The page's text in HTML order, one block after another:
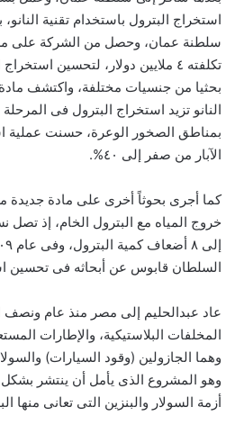
استخراج البترول باستخدام تقنية
سلطنة عمان، وحصل من الشركة على
تكلفته ٤ ملايين دولار، لتحسين
بحثيا من جنسيات مختلفة، واكتشف
النانو تزيد استخراج البترول فى
بمناطق الصخور الوعرة، حسنت عملية
الآبار من صفر إلى ٤٠%.
كما أجرى بحوثاً أخرى على مادة جديدة
خروج المياه مع البترول الخام، إذ تصل
السلطان قابوس عن أبحاثه فى تحسين
عاد عبدالحليم إلى مصر منذ عام ونصف
المخلفات البلاستيكية، والإطارات
وهما الجازولين (وقود السيارات)
وهو المشروع الذى يأمل أن ينتشر
أزمة السولار والبنزين التى تعانى منها